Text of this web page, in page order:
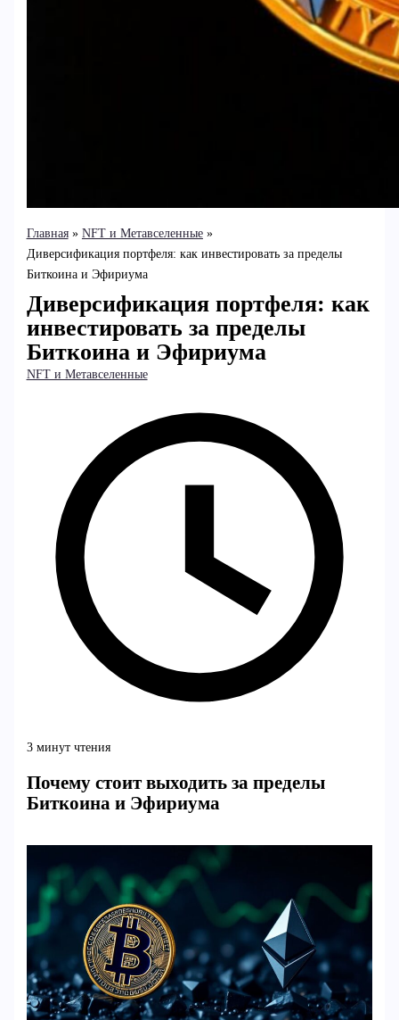
Главная
NFT и Метавселенные
Диверсификация портфеля: как инвестировать за пределы
Биткоина и Эфириума
Диверсификация портфеля: как
инвестировать за пределы
Биткоина и Эфириума
NFT и Метавселенные
3 минут чтения
Почему стоит выходить за пределы
Биткоина и Эфириума